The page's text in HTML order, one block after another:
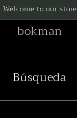
Welcome to our store
bokman
Búsqueda